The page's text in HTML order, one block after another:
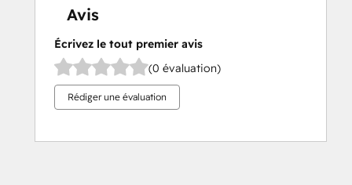
Avis
Écrivez le tout premier avis
(0 évaluation)
Rédiger une évaluation